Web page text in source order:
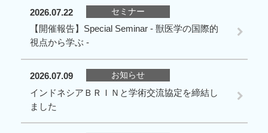
2026.07.22 セミナー
【開催報告】Special Seminar - 獣医学の国際的
視点から学ぶ -
2026.07.09 お知らせ
インドネシアＢＲＩＮと学術交流協定を締結し
ました